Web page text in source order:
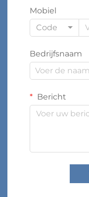
Mobiel
Code
Bedrijfsnaam
Bericht